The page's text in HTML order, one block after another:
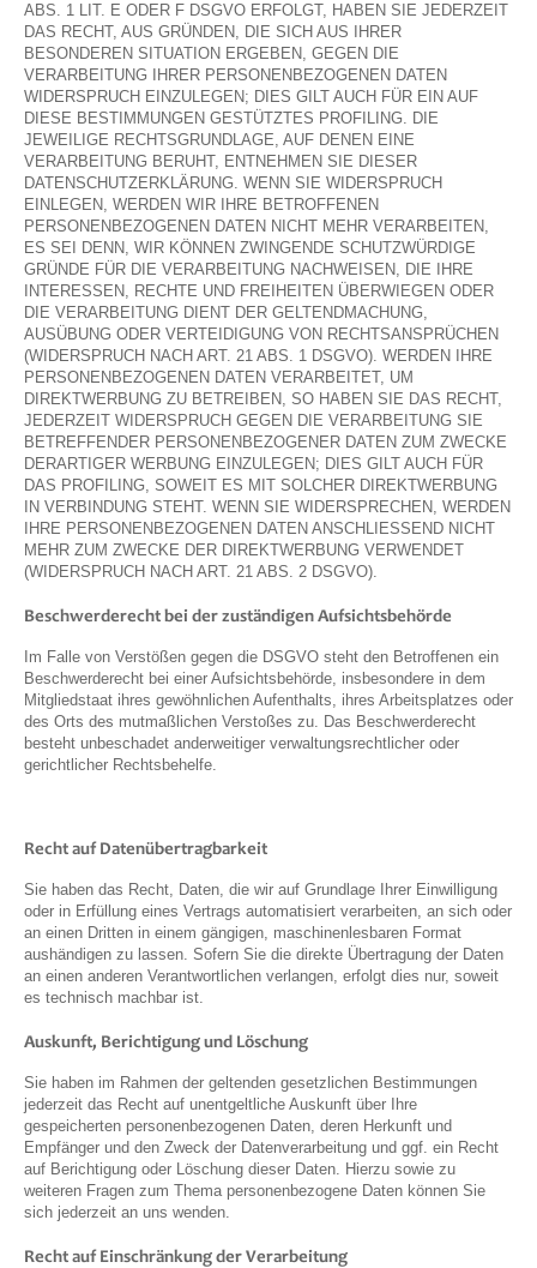
ABS. 1 LIT. E ODER F DSGVO ERFOLGT, HABEN SIE JEDERZEIT
DAS RECHT, AUS GRÜNDEN, DIE SICH AUS IHRER
BESONDEREN SITUATION ERGEBEN, GEGEN DIE
VERARBEITUNG IHRER PERSONENBEZOGENEN DATEN
WIDERSPRUCH EINZULEGEN; DIES GILT AUCH FÜR EIN AUF
DIESE BESTIMMUNGEN GESTÜTZTES PROFILING. DIE
JEWEILIGE RECHTSGRUNDLAGE, AUF DENEN EINE
VERARBEITUNG BERUHT, ENTNEHMEN SIE DIESER
DATENSCHUTZERKLÄRUNG. WENN SIE WIDERSPRUCH
EINLEGEN, WERDEN WIR IHRE BETROFFENEN
PERSONENBEZOGENEN DATEN NICHT MEHR VERARBEITEN,
ES SEI DENN, WIR KÖNNEN ZWINGENDE SCHUTZWÜRDIGE
GRÜNDE FÜR DIE VERARBEITUNG NACHWEISEN, DIE IHRE
INTERESSEN, RECHTE UND FREIHEITEN ÜBERWIEGEN ODER
DIE VERARBEITUNG DIENT DER GELTENDMACHUNG,
AUSÜBUNG ODER VERTEIDIGUNG VON RECHTSANSPRÜCHEN
(WIDERSPRUCH NACH ART. 21 ABS. 1 DSGVO). WERDEN IHRE
PERSONENBEZOGENEN DATEN VERARBEITET, UM
DIREKTWERBUNG ZU BETREIBEN, SO HABEN SIE DAS RECHT,
JEDERZEIT WIDERSPRUCH GEGEN DIE VERARBEITUNG SIE
BETREFFENDER PERSONENBEZOGENER DATEN ZUM ZWECKE
DERARTIGER WERBUNG EINZULEGEN; DIES GILT AUCH FÜR
DAS PROFILING, SOWEIT ES MIT SOLCHER DIREKTWERBUNG
IN VERBINDUNG STEHT. WENN SIE WIDERSPRECHEN, WERDEN
IHRE PERSONENBEZOGENEN DATEN ANSCHLIESSEND NICHT
MEHR ZUM ZWECKE DER DIREKTWERBUNG VERWENDET
(WIDERSPRUCH NACH ART. 21 ABS. 2 DSGVO).
Beschwerderecht bei der zuständigen Aufsichtsbehörde
Im Falle von Verstößen gegen die DSGVO steht den Betroffenen ein
Beschwerderecht bei einer Aufsichtsbehörde, insbesondere in dem
Mitgliedstaat ihres gewöhnlichen Aufenthalts, ihres Arbeitsplatzes oder
des Orts des mutmaßlichen Verstoßes zu. Das Beschwerderecht
besteht unbeschadet anderweitiger verwaltungsrechtlicher oder
gerichtlicher Rechtsbehelfe.
Recht auf Datenübertragbarkeit
Sie haben das Recht, Daten, die wir auf Grundlage Ihrer Einwilligung
oder in Erfüllung eines Vertrags automatisiert verarbeiten, an sich oder
an einen Dritten in einem gängigen, maschinenlesbaren Format
aushändigen zu lassen. Sofern Sie die direkte Übertragung der Daten
an einen anderen Verantwortlichen verlangen, erfolgt dies nur, soweit
es technisch machbar ist.
Auskunft, Berichtigung und Löschung
Sie haben im Rahmen der geltenden gesetzlichen Bestimmungen
jederzeit das Recht auf unentgeltliche Auskunft über Ihre
gespeicherten personenbezogenen Daten, deren Herkunft und
Empfänger und den Zweck der Datenverarbeitung und ggf. ein Recht
auf Berichtigung oder Löschung dieser Daten. Hierzu sowie zu
weiteren Fragen zum Thema personenbezogene Daten können Sie
sich jederzeit an uns wenden.
Recht auf Einschränkung der Verarbeitung